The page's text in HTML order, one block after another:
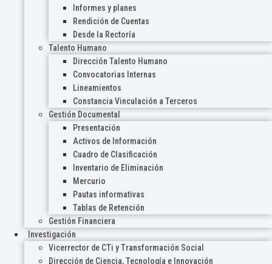
Informes y planes
Rendición de Cuentas
Desde la Rectoría
Talento Humano
Dirección Talento Humano
Convocatorias Internas
Lineamientos
Constancia Vinculación a Terceros
Gestión Documental
Presentación
Activos de Información
Cuadro de Clasificación
Inventario de Eliminación
Mercurio
Pautas informativas
Tablas de Retención
Gestión Financiera
Investigación
Vicerrector de CTi y Transformación Social
Dirección de Ciencia, Tecnología e Innovación